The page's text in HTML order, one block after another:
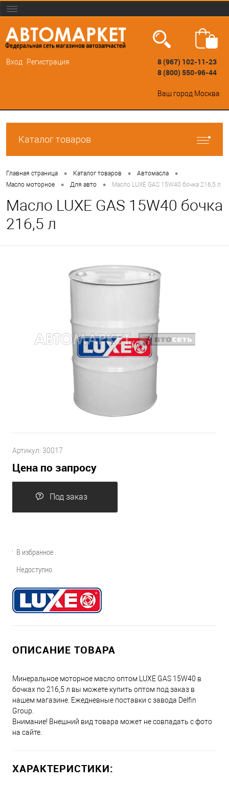
Вход Регистрация
8 (967) 102-11-23
8 (800) 550-96-44
Ваш город Москва
Каталог товаров
Главная страница • Каталог товаров • Автомасла •
Масло моторное • Для авто • Масло LUXE GAS 15W40 бочка 216,5 л
Масло LUXE GAS 15W40 бочка
216,5 л
Артикул: 30017
Цена по запросу
Под заказ
В избранное
Недоступно
ОПИСАНИЕ ТОВАРА
Минеральное моторное масло оптом LUXE GAS 15W40 в
бочках по 216,5 л вы можете купить оптом под заказ в
нашем магазине. Ежедневные поставки с завода Delfin
Group.
Внимание! Внешний вид товара может не совпадать с фото
на сайте.
ХАРАКТЕРИСТИКИ: